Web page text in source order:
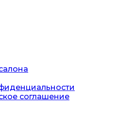
соглашение